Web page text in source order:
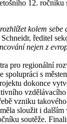
12.
kolem
ředitel
nejen z
pro regionální
s
dokonce
vzniku
sloužit i
soutěže.